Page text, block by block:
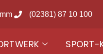
(02381) 87 10 100
SPORT-